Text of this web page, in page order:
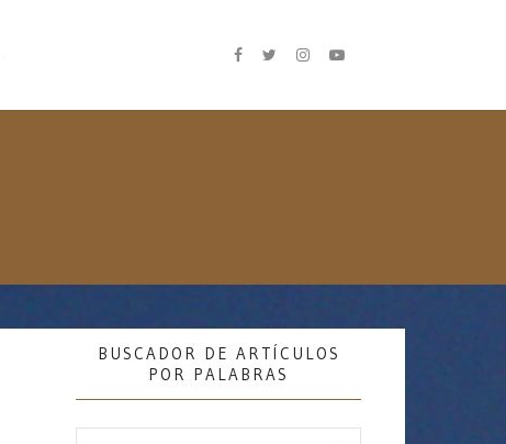
BUSCADOR DE ARTÍCULOS
POR PALABRAS